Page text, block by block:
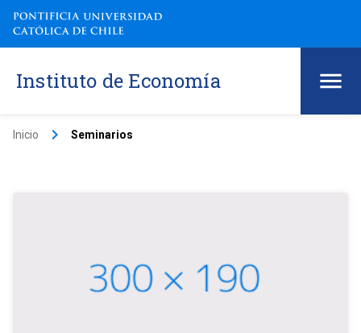
Instituto de Economía
Inicio keyboard_arrow_right Seminarios